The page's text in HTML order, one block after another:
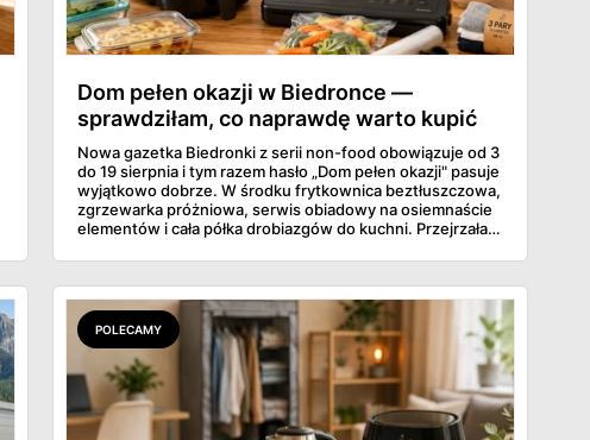
Dom pełen okazji w Biedronce —
sprawdziłam, co naprawdę warto kupić
Nowa gazetka Biedronki z serii non-food obowiązuje od 3
do 19 sierpnia i tym razem hasło „Dom pełen okazji" pasuje
wyjątkowo dobrze. W środku frytkownica beztłuszczowa,
zgrzewarka próżniowa, serwis obiadowy na osiemnaście
elementów i cała półka drobiazgów do kuchni. Przejrzałam
się przy półce z samego rana.
POLECAMY